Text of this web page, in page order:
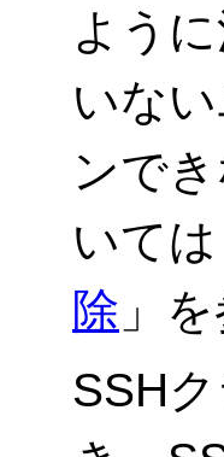
よう
いな
ンで
いては
除 」
SSH